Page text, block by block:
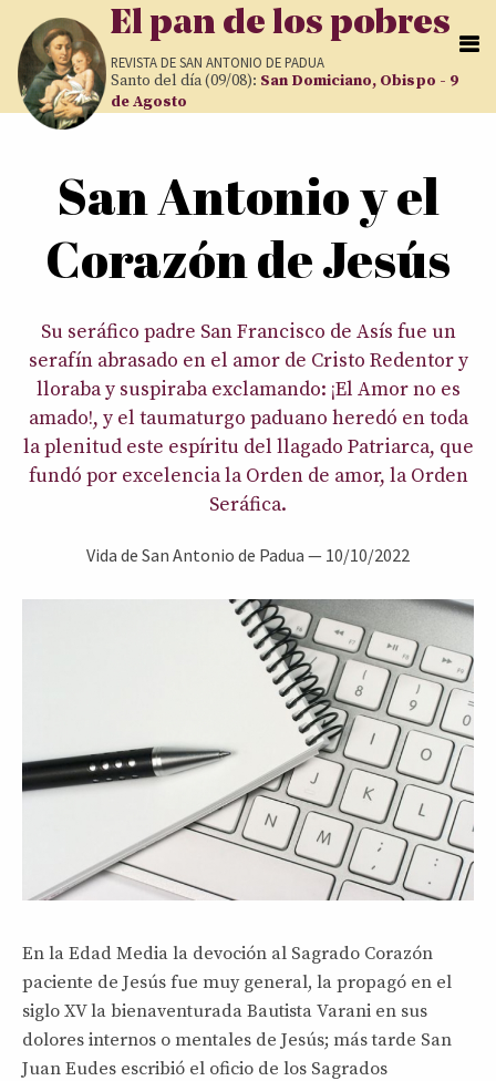
Pasar al contenido principal
El pan de los pobres
REVISTA DESAN ANTONIO DE PADUA
Santo del día (09/08): San Domiciano, Obispo - 9
de Agosto
San Antonio y el
Corazón de Jesús
Su seráfico padre San Francisco de Asís fue un
serafín abrasado en el amor de Cristo Redentor y
lloraba y suspiraba exclamando: ¡El Amor no es
amado!, y el taumaturgo paduano heredó en toda
la plenitud este espíritu del llagado Patriarca, que
fundó por excelencia la Orden de amor, la Orden
Seráfica.
Vida de San Antonio de Padua — 10/10/2022
En la Edad Media la devoción al Sagrado Corazón
paciente de Jesús fue muy general, la propagó en el
siglo XV la bienaventurada Bautista Varani en sus
dolores internos o mentales de Jesús; más tarde San
Juan Eudes escribió el oficio de los Sagrados